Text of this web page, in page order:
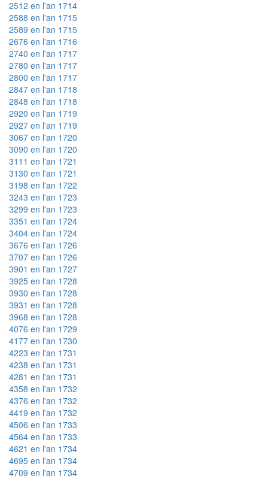
2512 en l'an 1714
2588 en l'an 1715
2589 en l'an 1715
2676 en l'an 1716
2740 en l'an 1717
2780 en l'an 1717
2800 en l'an 1717
2847 en l'an 1718
2848 en l'an 1718
2920 en l'an 1719
2927 en l'an 1719
3067 en l'an 1720
3090 en l'an 1720
3111 en l'an 1721
3130 en l'an 1721
3198 en l'an 1722
3243 en l'an 1723
3299 en l'an 1723
3351 en l'an 1724
3404 en l'an 1724
3676 en l'an 1726
3707 en l'an 1726
3901 en l'an 1727
3925 en l'an 1728
3930 en l'an 1728
3931 en l'an 1728
3968 en l'an 1728
4076 en l'an 1729
4177 en l'an 1730
4223 en l'an 1731
4238 en l'an 1731
4281 en l'an 1731
4358 en l'an 1732
4376 en l'an 1732
4419 en l'an 1732
4506 en l'an 1733
4564 en l'an 1733
4621 en l'an 1734
4695 en l'an 1734
4709 en l'an 1734